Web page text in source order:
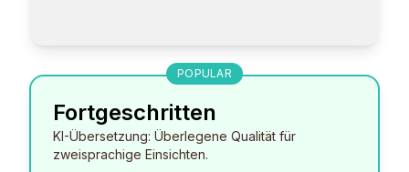
POPULAR
Fortgeschritten
KI-Übersetzung: Überlegene Qualität für
zweisprachige Einsichten.